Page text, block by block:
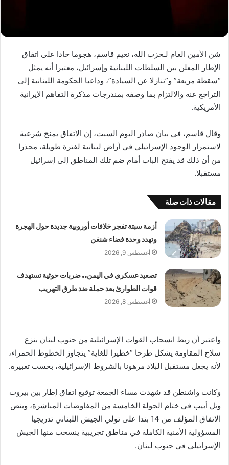
شن الأمين العام لـحزب الله، نعيم قاسم، هجوما حادا على اتفاق
الإطار المعلن بين السلطات اللبنانية وإسرائيل، معتبرا أنه يمثل
“سقطة مريعة” و”تنازلا عن السيادة”، وداعيا الحكومة اللبنانية إلى
التراجع عنه والالتزام بما وصفه بمندرجات مذكرة التفاهم الإيرانية
الأمريكية.
وقال قاسم، في بيان صادر اليوم السبت، إن الاتفاق يمنح شرعية
لاستمرار الوجود الإسرائيلي في أراض لبنانية لفترة طويلة، محذرا
من أن ذلك قد يفتح الباب أمام ضم تلك المناطق إلى إسرائيل
مستقبلا.
مقالات ذات صلة
أزمة سبتة تفجر خلافات أوروبية جديدة حول الهجرة
وتهدد وحدة فضاء شنغن
أغسطس 9, 2026
تصعيد عسكري في اليمن.. ضربات حوثية تستهدف
قوات الطوارئ بعد حملة ضد طرق التهريب
أغسطس 8, 2026
واعتبر أن ربط انسحاب القوات الإسرائيلية من جنوب لبنان بنزع
سلاح المقاومة يشكل طرحا “خطيرا للغاية” يتجاوز الخطوط الحمراء،
لأنه يجعل مستقبل البلاد مرهونا بالشروط الإسرائيلية، بحسب تعبيره.
وكانت واشنطن قد شهدت مساء الجمعة توقيع اتفاق إطار بين بيروت
وتل أبيب في ختام الجولة الخامسة من المفاوضات المباشرة، وينص
الاتفاق المؤلف من 14 بندا على تولي الجيش اللبناني تدريجيا
المسؤولية الأمنية الكاملة في مناطق تجريبية ينسحب منها الجيش
الإسرائيلي في جنوب لبنان.